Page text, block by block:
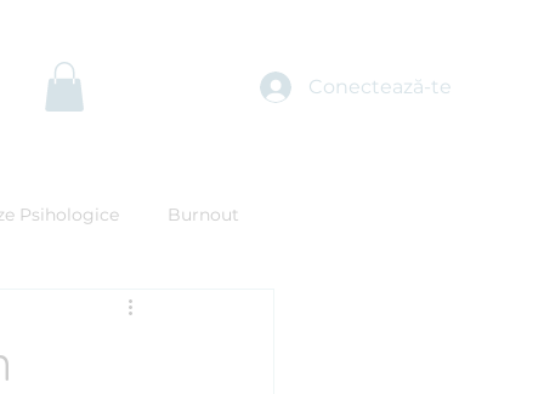
Conectează-te
Psihologice Burnout
Fobii specifice